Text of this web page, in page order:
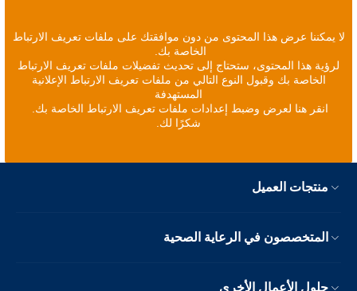
لا يمكننا عرض هذا المحتوى من دون موافقتك على ملفات تعريف الارتباط
الخاصة بك.
لرؤية هذا المحتوى، ستحتاج إلى تحديث تفضيلات ملفات تعريف الارتباط
الخاصة بك وقبول النوع التالي من ملفات تعريف الارتباط الإعلانية
المستهدفة
انقر هنا لعرض وضبط إعدادات ملفات تعريف الارتباط الخاصة بك.
شكرًا لك.
منتجات العميل
المتخصصون في الرعاية الصحية
حلول الأعمال الأخرى